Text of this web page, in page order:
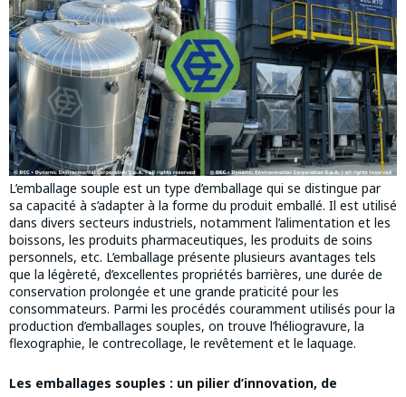
L’emballage souple est un type d’emballage qui se distingue par
sa capacité à s’adapter à la forme du produit emballé. Il est utilisé
dans divers secteurs industriels, notamment l’alimentation et les
boissons, les produits pharmaceutiques, les produits de soins
personnels, etc. L’emballage présente plusieurs avantages tels
que la légèreté, d’excellentes propriétés barrières, une durée de
conservation prolongée et une grande praticité pour les
consommateurs. Parmi les procédés couramment utilisés pour la
production d’emballages souples, on trouve l’héliogravure, la
flexographie, le contrecollage, le revêtement et le laquage.
Les emballages souples : un pilier d’innovation, de